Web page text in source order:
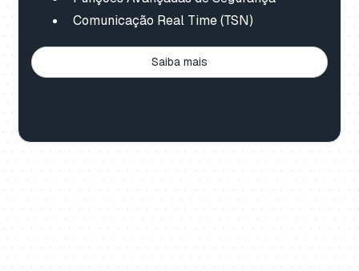
Comunicação Real Time (TSN)
Saiba mais